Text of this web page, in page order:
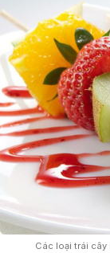
Các loại trái cây